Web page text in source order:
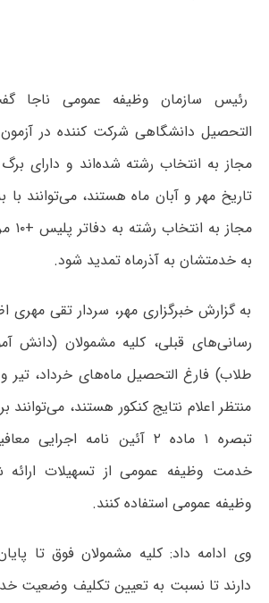
رئیس سازمان وظیفه عمومی ناجا
التحصیل دانشگاهی شرکت کننده در
مجاز به انتخاب رشته شده‌اند و دارای
تاریخ مهر و آبان ماه هستند، می‌توانند
به خدمتشان به آذرماه تمدید شود.
به گزارش خبرگزاری مهر، سردار تقی مهری
رسانی‌های قبلی، کلیه مشمولان (دانش
منتظر اعلام نتایج کنکور هستند، می‌توانند
تبصره ۱ ماده ۲ آئین نامه
خدمت وظیفه عمومی از تسهیلات
وظیفه عمومی استفاده کنند.
وی ادامه داد: کلیه مشمولان فوق تا
دارند تا نسبت به تعیین تکلیف وضعیت